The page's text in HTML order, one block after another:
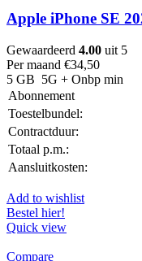
Apple iPhone SE
Gewaardeerd 4.00 uit 5
Per maand €34,50
5 GB 5G + Onbp min
Abonnement
Toestelbundel:
Contractduur:
Totaal p.m.:
Aansluitkosten:
Add to wishlist
Bestel hier!
Quick view
Compare